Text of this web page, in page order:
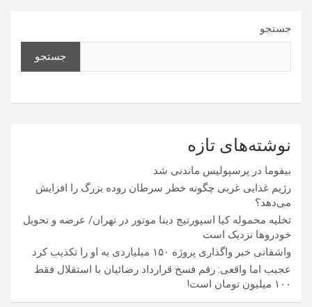
جستجو
جستجو
نوشته‌های تازه
بیفوما در پرسپولیس ماندنی شد
رژیم غذایی غربی چگونه خطر سرطان روده بزرگ را افزایش
می‌دهد؟
تخلیه محموله کیا اسپورتیج دینا موتور در تهران/ عرضه و تحویل
خودروها نزدیک است
واشقانی خبر واگذاری پروژه ۱۵۰ میلیاردی به او را تکذیب کرد
عجیب اما واقعی: رقم فسخ قرارداد رضائیان با استقلال فقط
۱۰۰ میلیون تومان است!